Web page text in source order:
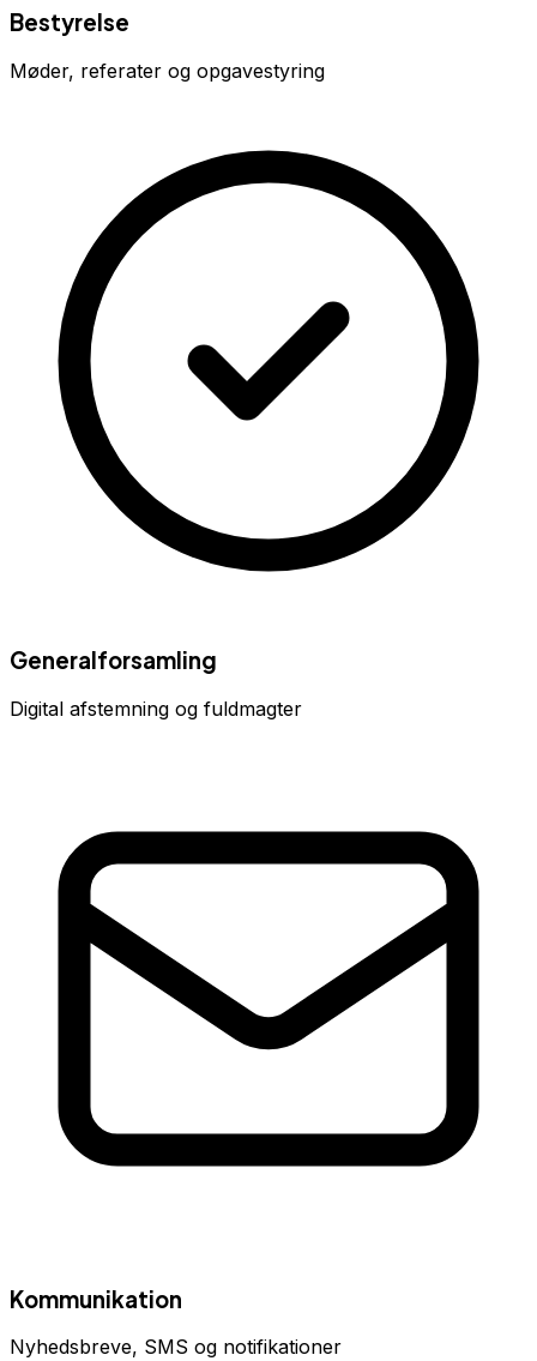
Bestyrelse
Møder, referater og opgavestyring
Generalforsamling
Digital afstemning og fuldmagter
Kommunikation
Nyhedsbreve, SMS og notifikationer